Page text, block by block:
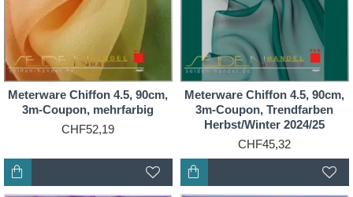
Meterware Chiffon 4.5, 90cm,
3m-Coupon, mehrfarbig
CHF52,19
Meterware Chiffon 4.5, 90cm,
3m-Coupon, Trendfarben
Herbst/Winter 2024/25
CHF45,32